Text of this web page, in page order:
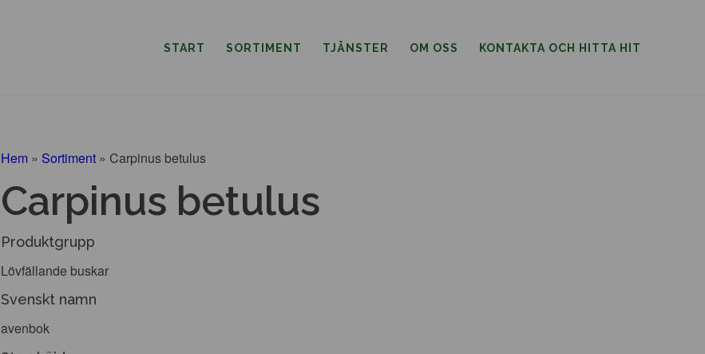
START SORTIMENT TJÄNSTER OM OSS KONTAKTA OCH HITTA HIT
Hem » Sortiment » Carpinus betulus
Carpinus betulus
Produktgrupp
Lövfällande buskar
Svenskt namn
avenbok